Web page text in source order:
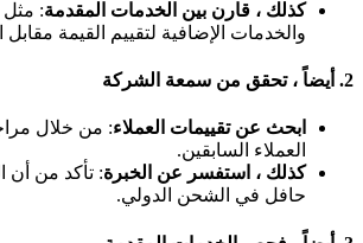
كذلك ، قارن بين الخدمات المقدمة: مثل
والخدمات الإضافية لتقييم القيمة مقابل
2. أيضاً ، تحقق من سمعة الشركة
ابحث عن تقييمات العملاء: من خلال
العملاء السابقين.
كذلك ، استفسر عن الخبرة: تأكد من أن
حافل في الشحن الدولي.